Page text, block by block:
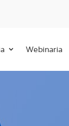
Webinaria